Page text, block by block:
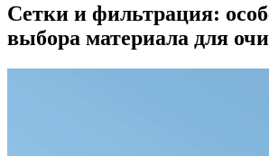
Сетки и фильтрация:
выбора материала для